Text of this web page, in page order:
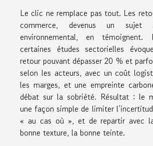
Le clic ne remplace pas tout. Les
commerce, devenus un sujet
environnemental, en
certaines études sectorielles
retour pouvant dépasser 20 % et
selon les acteurs, avec un coût
les marges, et une empreinte
débat sur la sobriété. Résultat : le
une façon simple de limiter
« au cas où », et de repartir avec
bonne texture, la bonne teinte.